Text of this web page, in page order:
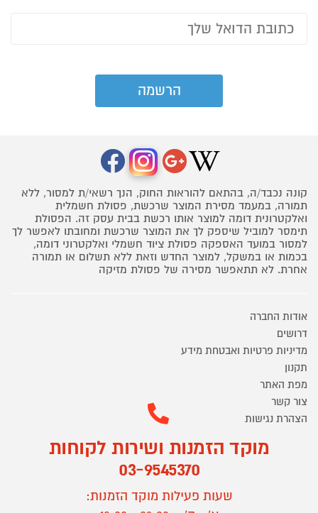
קונה נכבד/ה, בהתאם להוראות החוק, הנך רשאי/ת למסור, ללא
תמורה, במעמד מסירת המוצר שרכשת, פסולת חשמלית
ואלקטרונית דומה למוצר אותו רכשת בבית עסק זה. הפסולת
תימסר למוביל שיספק לך את המוצר שרכשת ומחובתו לאפשר לך
למסור במועד האספקה פסולת ציוד חשמלי ואלקטרוני דומה,
בכמות או במשקל, למוצר החדש וזאת ללא תשלום או תמורה
אחרת. לא תתאפשר מסירה של פסולת מזיקה
אודות החברה
דרושים
מדיניות פרטיות ואבטחת מידע
תקנון
מפת האתר
צור קשר
הצהרת נגישות
מוקד הזמנות ושירות לקוחות
03-9545370
שעות פעילות מוקד הזמנות: